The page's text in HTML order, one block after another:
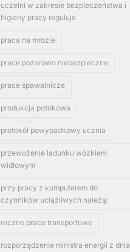
uczelni w zakresie bezpieczeństwa i
higieny pracy reguluje
praca na mrozie
prace pożarowo niebezpieczne
prace spawalnicze
produkcja potokowa
protokół powypadkowy ucznia
przewożenie ładunku wózkiem
widłowym
przy pracy z komputerem do
czynników uciążliwych należą:
reczne prace transportowe
rozporządzenie ministra energii z dnia